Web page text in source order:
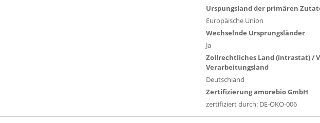
Urspungsland der primären
Europäische Union
Wechselnde Ursprungsländer
Ja
Zollrechtliches Land (intrastat) /
Verarbeitungsland
Deutschland
Zertifizierung amorebio GmbH
zertifiziert durch: DE-ÖKO-006